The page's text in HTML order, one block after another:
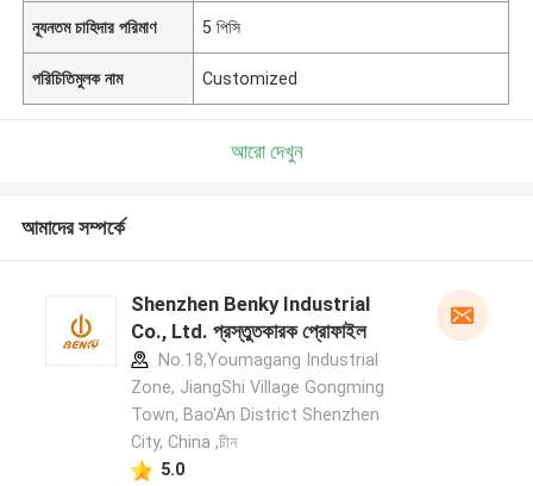
ন্যূনতম চাহিদার পরিমাণ 5 পিসি
পরিচিতিমুলক নাম Customized
আরো দেখুন
আমাদের সম্পর্কে
Shenzhen Benky Industrial
Co., Ltd. প্রস্তুতকারক প্রোফাইল
No.18,Youmagang Industrial
Zone, JiangShi Village Gongming
Town, Bao'An District Shenzhen
City, China ,চীন
5.0